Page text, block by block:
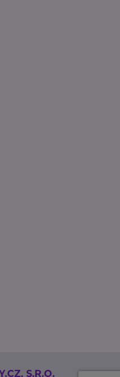
S.R.O.